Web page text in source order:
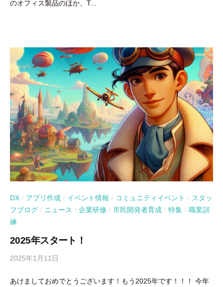
のオフィス製品のほか、T...
DX / アプリ作成 / イベント情報 / コミュニティイベント / スタッ
フブログ / ニュース / 企業研修 / 市民開発者育成 / 特集 / 職業訓
練
2025年スタート！
2025年1月11日
吉
あけましておめでとうございます！もう2025年です！！！ 今年